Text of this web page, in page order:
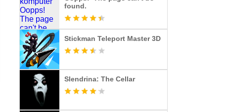
found.
Stickman Teleport Master 3D
Slendrina: The Cellar